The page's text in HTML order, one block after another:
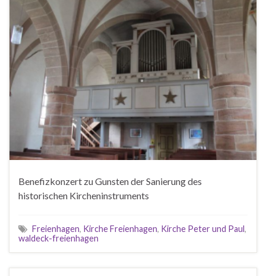
Benefizkonzert zu Gunsten der Sanierung des
historischen Kircheninstruments
Freienhagen, Kirche Freienhagen, Kirche Peter und Paul,
waldeck-freienhagen